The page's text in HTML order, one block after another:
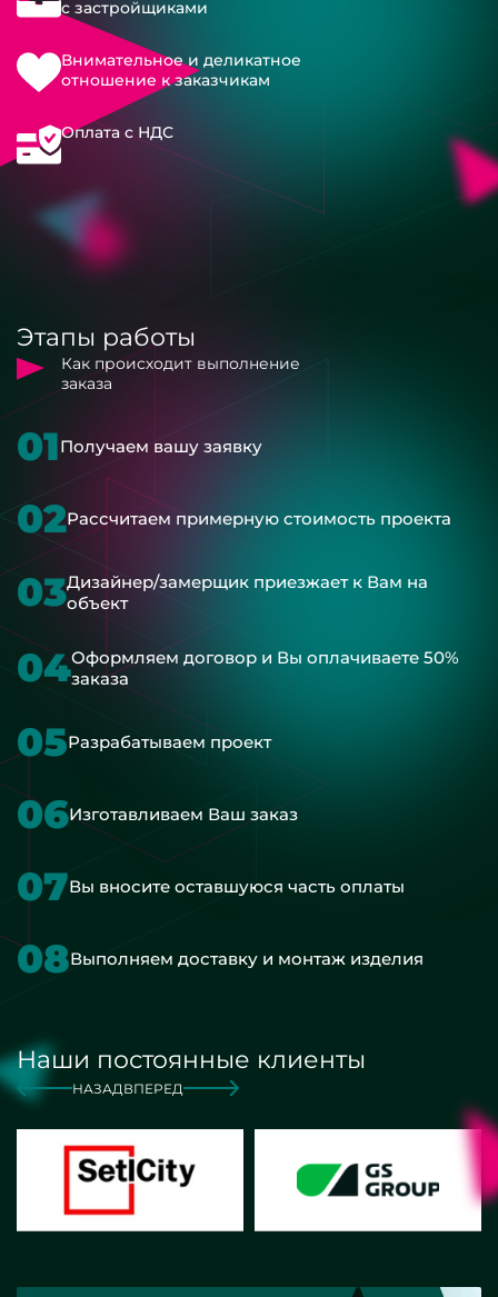
с застройщиками
Внимательное и деликатное
отношение к заказчикам
Оплата с НДС
Этапы работы
Как происходит выполнение
заказа
01Получаем вашу заявку
02Рассчитаем примерную стоимость проекта
03Дизайнер/замерщик приезжает к Вам на
объект
04Оформляем договор и Вы оплачиваете 50%
заказа
05Разрабатываем проект
06Изготавливаем Ваш заказ
07Вы вносите оставшуюся часть оплаты
08Выполняем доставку и монтаж изделия
Наши постоянные клиенты
НАЗАД ВПЕРЕД